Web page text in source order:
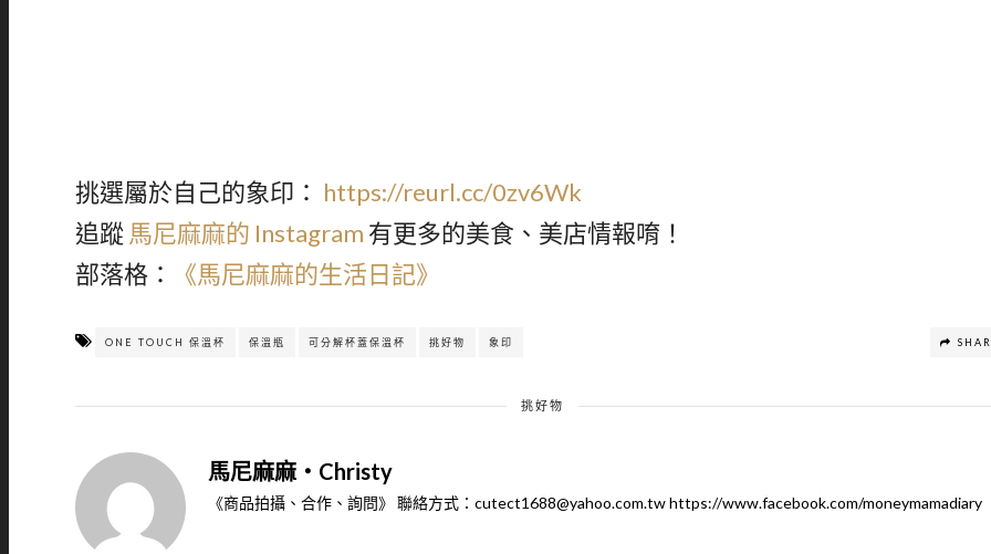
挑選屬於自己的象印： https://reurl.cc/0zv6Wk
追蹤 馬尼麻麻的 Instagram 有更多的美食、美店情報唷！
部落格：
《馬尼麻麻的生活日記》
ONE TOUCH 保溫杯 保溫瓶 可分解杯蓋保溫杯 挑好物 象印
挑好物
馬尼麻麻‧Christy
《商品拍攝、合作、詢問》 聯絡方式：cutect1688@yahoo.com.tw https://www.facebook.com/moneymamadiary